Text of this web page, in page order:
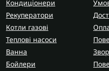
Кондиціонери
Рекуператори
Котли газові
Теплові насоси
Ванна
Бойлери